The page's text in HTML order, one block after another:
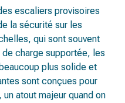
escaliers provisoires
la sécurité sur les
qui sont souvent
charge supportée, les
plus solide et
sont conçues pour
atout majeur quand on